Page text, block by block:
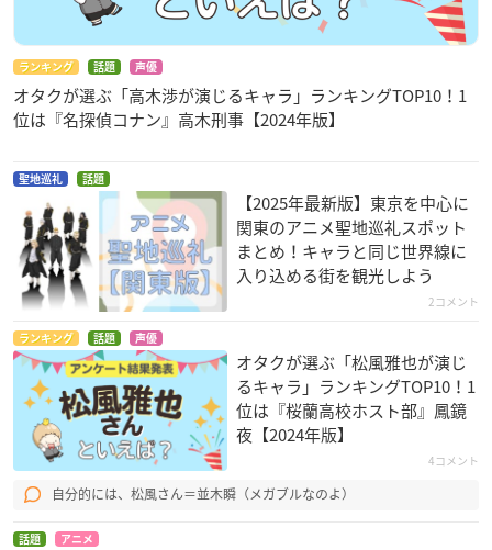
ランキング 話題 声優
オタクが選ぶ「高木渉が演じるキャラ」ランキングTOP10！1
位は『名探偵コナン』高木刑事【2024年版】
聖地巡礼 話題
【2025年最新版】東京を中心に
関東のアニメ聖地巡礼スポット
まとめ！キャラと同じ世界線に
入り込める街を観光しよう
2コメント
ランキング 話題 声優
オタクが選ぶ「松風雅也が演じ
るキャラ」ランキングTOP10！1
位は『桜蘭高校ホスト部』鳳鏡
夜【2024年版】
4コメント
自分的には、松風さん＝並木瞬（メガブルなのよ）
話題 アニメ